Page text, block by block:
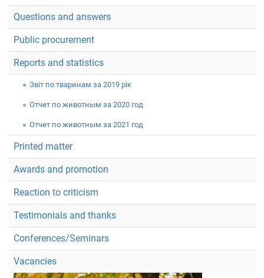
Questions and answers
Public procurement
Reports and statistics
Звiт по тваринам за 2019 рік
Отчет по животным за 2020 год
Отчет по животным за 2021 год
Printed matter
Awards and promotion
Reaction to criticism
Testimonials and thanks
Conferences/Seminars
Vacancies